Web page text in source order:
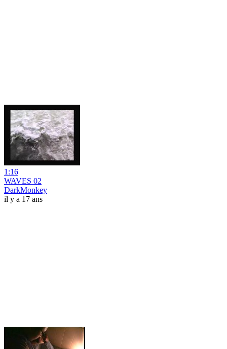
1:16
WAVES 02
DarkMonkey
il y a 17 ans